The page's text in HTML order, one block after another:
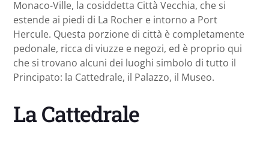
Monaco-Ville, la cosiddetta Città Vecchia, che si
estende ai piedi di La Rocher e intorno a Port
Hercule. Questa porzione di città è completamente
pedonale, ricca di viuzze e negozi, ed è proprio qui
che si trovano alcuni dei luoghi simbolo di tutto il
Principato: la Cattedrale, il Palazzo, il Museo.
La Cattedrale